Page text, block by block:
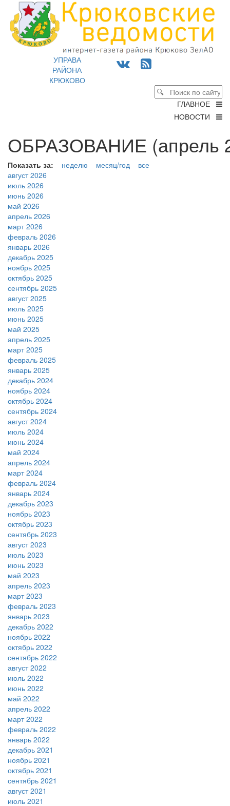
УПРАВА
РАЙОНА
КРЮКОВО
ГЛАВНОЕ
НОВОСТИ
ОБРАЗОВАНИЕ (апрель
Показать за: неделю месяц/год
все
август 2026
июль 2026
июнь 2026
май 2026
апрель 2026
март 2026
февраль 2026
январь 2026
декабрь 2025
ноябрь 2025
октябрь 2025
сентябрь 2025
август 2025
июль 2025
июнь 2025
май 2025
апрель 2025
март 2025
февраль 2025
январь 2025
декабрь 2024
ноябрь 2024
октябрь 2024
сентябрь 2024
август 2024
июль 2024
июнь 2024
май 2024
апрель 2024
март 2024
февраль 2024
январь 2024
декабрь 2023
ноябрь 2023
октябрь 2023
сентябрь 2023
август 2023
июль 2023
июнь 2023
май 2023
апрель 2023
март 2023
февраль 2023
январь 2023
декабрь 2022
ноябрь 2022
октябрь 2022
сентябрь 2022
август 2022
июль 2022
июнь 2022
май 2022
апрель 2022
март 2022
февраль 2022
январь 2022
декабрь 2021
ноябрь 2021
октябрь 2021
сентябрь 2021
август 2021
июль 2021